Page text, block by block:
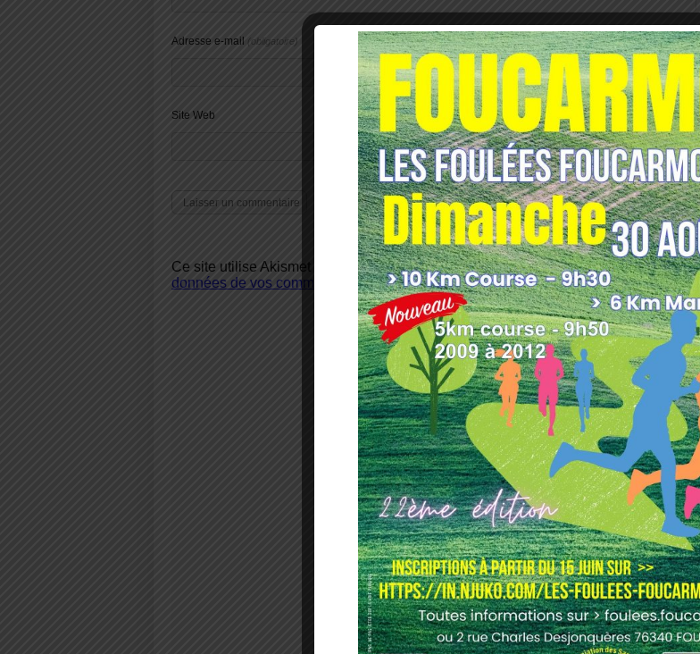
Adresse e-mail (obligatoire)
Site Web
Ce site utilise Akismet pour réduire les indésirables.En savoir plus sur comment les
données de vos commentaires sont utilisées.